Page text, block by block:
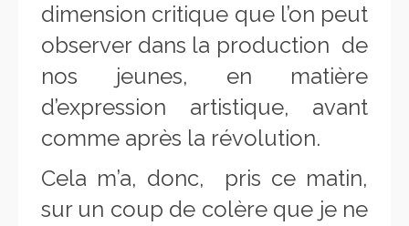
dimension critique que l’on peut
observer dans la production de
nos jeunes, en matière
d’expression artistique, avant
comme après la révolution.
Cela m’a, donc, pris ce matin,
sur un coup de colère que je ne